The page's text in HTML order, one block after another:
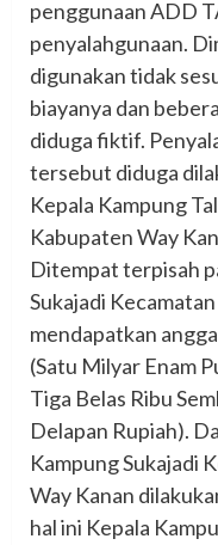
penggunaan ADD
penyalahgunaan.
digunakan tidak
biayanya dan
diduga fiktif.
tersebut diduga
Kepala Kampung
Kabupaten Way
Ditempat terpisah
Sukajadi
mendapatkan
(Satu Milyar Enam
Tiga Belas Ribu
Delapan Rupiah).
Kampung Sukajadi
Way Kanan
hal ini Kepala